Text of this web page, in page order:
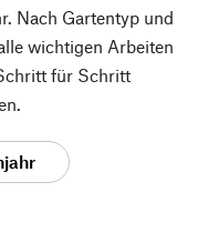
Nach Gartentyp und
wichtigen Arbeiten
für Schritt